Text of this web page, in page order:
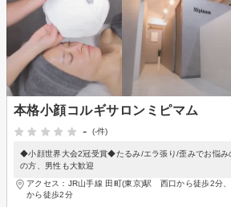
本格小顔コルギサロンミピマム
-
(-件)
◆小顔世界大会2冠受賞◆たるみ/エラ張り/歪みでお悩み
の方、男性も大歓迎
アクセス：JR山手線 田町(東京)駅 西口から徒歩2分
から徒歩2分